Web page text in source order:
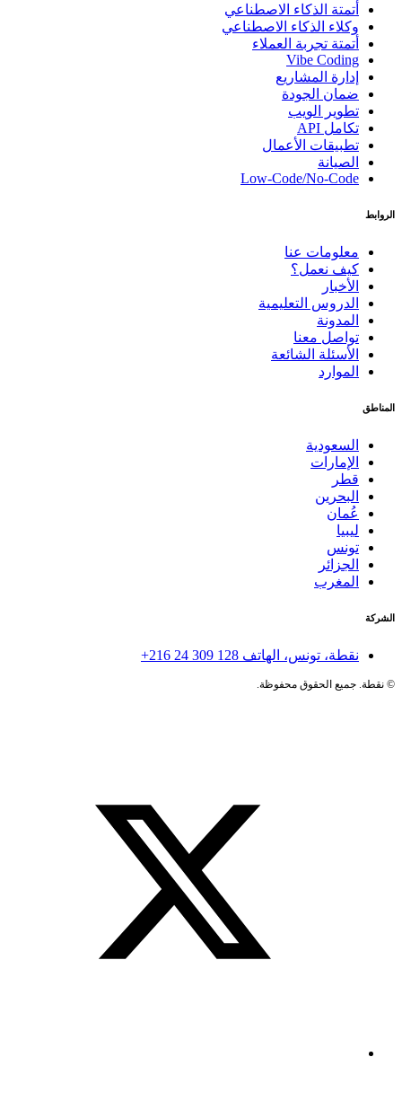
أتمتة الذكاء الاصطناعي
وكلاء الذكاء الاصطناعي
أتمتة تجربة العملاء
Vibe Coding
إدارة المشاريع
ضمان الجودة
تطوير الويب
تكامل API
تطبيقات الأعمال
الصيانة
Low-Code/No-Code
الروابط
معلومات عنا
كيف نعمل؟
الأخبار
الدروس التعليمية
المدونة
تواصل معنا
الأسئلة الشائعة
الموارد
المناطق
السعودية
الإمارات
قطر
البحرين
عُمان
ليبيا
تونس
الجزائر
المغرب
الشركة
نقطة، تونس، الهاتف +216 24 309 128
©نقطة. جميع الحقوق محفوظة.